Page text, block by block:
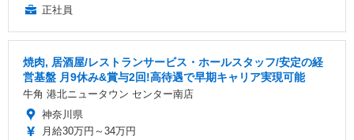
正社員
焼肉, 居酒屋/レストランサービス・ホールスタッフ/安定の経
営基盤 月9休み&賞与2回!高待遇で早期キャリア実現可能
牛角 港北ニュータウン センター南店
神奈川県
月給30万円～34万円